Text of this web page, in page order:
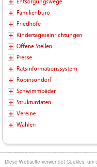
Diese Webseite verwendet Cookies, um
Entsorgungswege
Familienbüro
Friedhöfe
Kindertageseinrichtungen
Offene Stellen
Presse
Ratsinformationssystem
Robinsondorf
Schwimmbäder
Strukturdaten
Vereine
Wahlen
© 2026 Kreisstadt